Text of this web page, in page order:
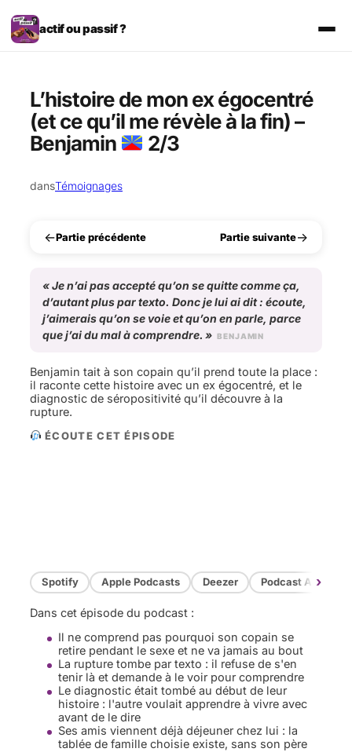
Aller
au
contenu
actif ou passif ?
L’histoire de mon ex égocentré
(et ce qu’il me révèle à la fin) –
Benjamin
2/3
dansTémoignages
←Partie précédente Partie suivante→
«Je n’ai pas accepté qu’on se quitte comme ça,
d’autant plus par texto. Donc je lui ai dit : écoute,
j’aimerais qu’on se voie et qu’on en parle, parce
que j’ai du mal à comprendre. » BENJAMIN
Benjamin tait à son copain qu’il prend toute la place :
il raconte cette histoire avec un ex égocentré, et le
diagnostic de séropositivité qu’il découvre à la
rupture.
ÉCOUTE CET ÉPISODE
Spotify Apple Podcasts Deezer Podcast Addict
›
Dans cet épisode du podcast :
Il ne comprend pas pourquoi son copain se
retire pendant le sexe et ne va jamais au bout
La rupture tombe par texto : il refuse de s'en
tenir là et demande à le voir pour comprendre
Le diagnostic était tombé au début de leur
histoire : l'autre voulait apprendre à vivre avec
avant de le dire
Ses amis viennent déjà déjeuner chez lui : la
tablée de famille choisie existe, sans son père